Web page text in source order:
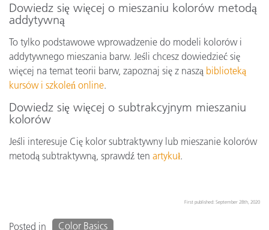
Dowiedz się więcej o mieszaniu kolorów metodą
addytywną
To tylko podstawowe wprowadzenie do modeli kolorów i
addytywnego mieszania barw. Jeśli chcesz dowiedzieć się
więcej na temat teorii barw, zapoznaj się z naszą biblioteką
kursów i szkoleń online.
Dowiedz się więcej o subtrakcyjnym mieszaniu
kolorów
Jeśli interesuje Cię kolor subtraktywny lub mieszanie kolorów
metodą subtraktywną, sprawdź ten artykuł.
First published: September 28th, 2020
Posted in Color Basics